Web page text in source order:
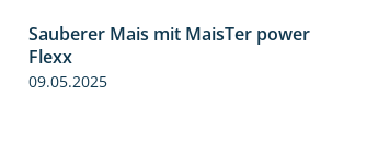
Sauberer Mais mit MaisTer power
Flexx
09.05.2025